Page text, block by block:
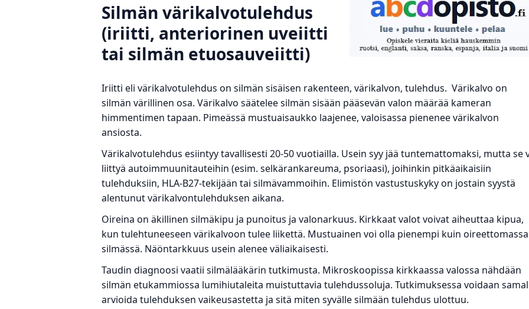
Silmän värikalvotulehdus
(iriitti, anteriorinen uveiitti
tai silmän etuosauveiitti)
Iriitti eli värikalvotulehdus on silmän sisäisen rakenteen, värikalvon, tulehdus. Värikalvo on
silmän värillinen osa. Värikalvo säätelee silmän sisään pääsevän valon määrää kameran
himmentimen tapaan. Pimeässä mustuaisaukko laajenee, valoisassa pienenee värikalvon
ansiosta.
Värikalvotulehdus esiintyy tavallisesti 20-50 vuotiailla. Usein syy jää tuntemattomaksi, mutta se
liittyä autoimmuunitauteihin (esim. selkärankareuma, psoriaasi), joihinkin pitkäaikaisiin
tulehduksiin, HLA-B27-tekijään tai silmävammoihin. Elimistön vastustuskyky on jostain syystä
alentunut värikalvontulehduksen aikana.
Oireina on äkillinen silmäkipu ja punoitus ja valonarkuus. Kirkkaat valot voivat aiheuttaa kipua,
kun tulehtuneeseen värikalvoon tulee liikettä. Mustuainen voi olla pienempi kuin oireettomassa
silmässä. Näöntarkkuus usein alenee väliaikaisesti.
Taudin diagnoosi vaatii silmälääkärin tutkimusta. Mikroskoopissa kirkkaassa valossa nähdään
silmän etukammiossa lumihiutaleita muistuttavia tulehdussoluja. Tutkimuksessa voidaan
arvioida tulehduksen vaikeusastetta ja sitä miten syvälle silmään tulehdus ulottuu.